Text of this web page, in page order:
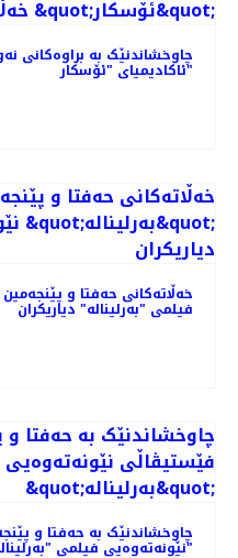
چاوخشاندنێک به براوه‌کانی
ئاکادیمیای "ئۆسکار"
خه‌ڵاته‌کانی حه‌فتا و
فیلمی "بەرلیناله" دیاریکران
چاوخشاندنێک به حه‌فتا و
نێونه‌ته‌وه‌یی فیلمی "بەرلیناله"